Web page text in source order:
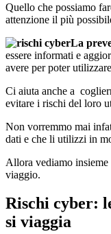
Quello che possiamo
attenzione il più
La
essere informati e
avere per poter
Ci aiuta anche a
evitare i rischi del loro
Non vorremmo mai
dati e che li utilizzi in
Allora vediamo
viaggio.
Rischi cyber:
si viaggia